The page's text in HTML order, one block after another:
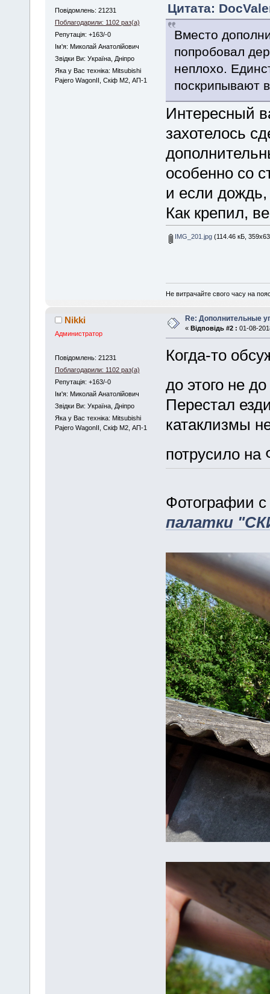
Повідомлень: 21231
Поблагодарили: 1102 раз(а)
Репутація: +163/-0
Iм'я: Миколай Анатолійович
Звідки Ви: Україна, Дніпро
Яка у Вас техніка: Mitsubishi
Pajero WagonII, Скіф М2, АП-1
Цитата:
Вместо
попробовал
неплохо.
поскрипывают
Интересный
захотелось
особенно со
и если дождь,
Как крепил,
IMG_201.jpg(114.46 кБ,
Не витрачайте свого часу на
Nikki
Администратор
Повідомлень: 21231
Поблагодарили: 1102 раз(а)
Репутація: +163/-0
Iм'я: Миколай Анатолійович
Звідки Ви: Україна, Дніпро
Яка у Вас техніка: Mitsubishi
Pajero WagonII, Скіф М2, АП-1
Re: Дополнительные
« Відповідь #2 : 01-08-
Когда-то
до этого не
Перестал
катаклизмы
потрусило на
Фотографии
палатки